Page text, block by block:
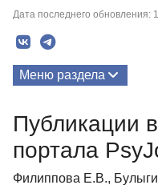
Дата последнего обновления:
Меню раздела
Публикации
портала
Филиппова Е.В.,